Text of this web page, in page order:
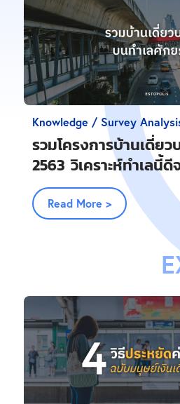
Knowledge / Survey
รวมโครงการบ้านเดี่ย
2563 วิเคราะห์ทำเลนี้ดี
Read More >